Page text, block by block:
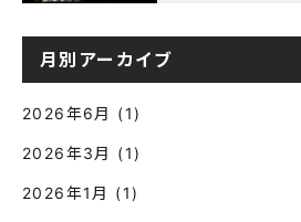
月別アーカイブ
2026年6月 (1)
2026年3月 (1)
2026年1月 (1)